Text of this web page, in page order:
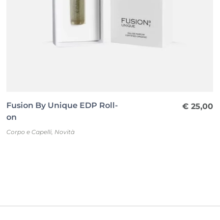
Fusion By Unique EDP Roll-
on
Corpo e Capelli, Novità
€ 25,00